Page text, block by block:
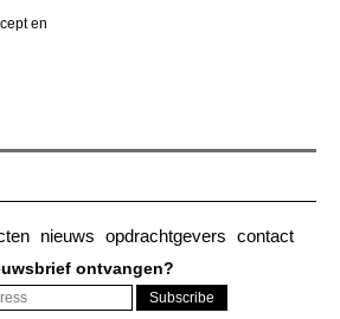
en
nieuws opdrachtgevers contact
ontvangen?